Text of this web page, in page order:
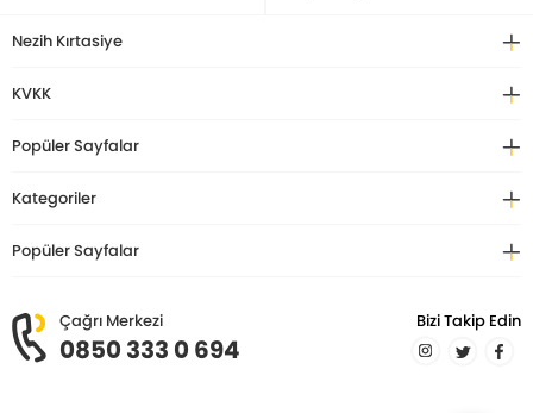
Nezih Kırtasiye
KVKK
Popüler Sayfalar
Kategoriler
Popüler Sayfalar
Çağrı Merkezi
0850 333 0 694
Bizi Takip Edin